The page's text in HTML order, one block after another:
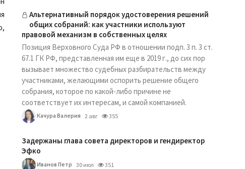
Альтернативный порядок удостоверения решений
общих собраний: как участники используют
правовой механизм в собственных целях
Позиция Верховного Суда РФ в отношении подп. 3 п. 3 ст.
67.1 ГК РФ, представленная им еще в 2019 г., до сих пор
вызывает множество судебных разбирательств между
участниками, желающими оспорить решение общего
собрания, которое по какой-либо причине не
соответствует их интересам, и самой компанией.
Качура Валерия 2 авг 355
Задержаны глава совета директоров и гендиректор
Эфко
Иванов Петр 30 июл 351